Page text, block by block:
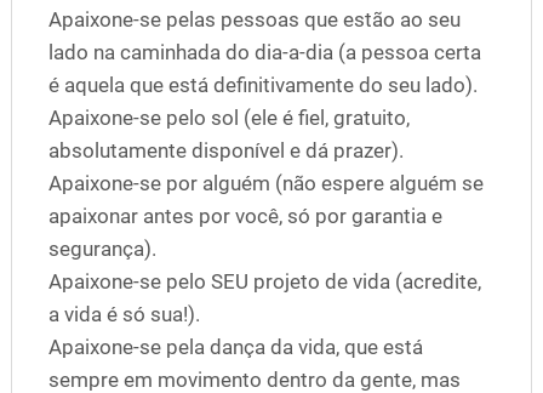
Apaixone-se pelas pessoas que estão ao seu
lado na caminhada do dia-a-dia (a pessoa certa
é aquela que está definitivamente do seu lado).
Apaixone-se pelo sol (ele é fiel, gratuito,
absolutamente disponível e dá prazer).
Apaixone-se por alguém (não espere alguém se
apaixonar antes por você, só por garantia e
segurança).
Apaixone-se pelo SEU projeto de vida (acredite,
a vida é só sua!).
Apaixone-se pela dança da vida, que está
sempre em movimento dentro da gente, mas